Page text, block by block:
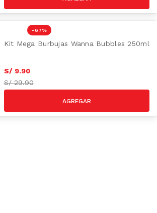
-67 %
Kit Mega Burbujas Wanna Bubbles 250ml
S/ 9.90
S/29.90